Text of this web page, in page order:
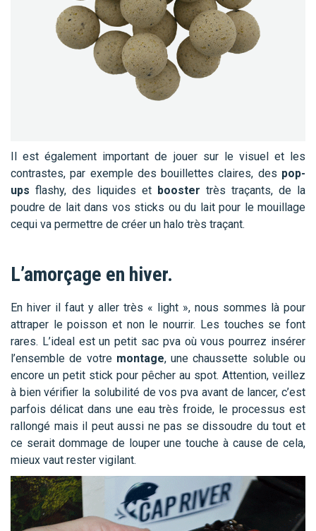
Il est également important de jouer sur le visuel et les
contrastes, par exemple des bouillettes claires, des pop-
ups flashy, des liquides et booster très traçants, de la
poudre de lait dans vos sticks ou du lait pour le mouillage
cequi va permettre de créer un halo très traçant.
L’amorçage en hiver.
En hiver il faut y aller très « light », nous sommes là pour
attraper le poisson et non le nourrir. Les touches se font
rares. L’ideal est un petit sac pva où vous pourrez insérer
l’ensemble de votre montage, une chaussette soluble ou
encore un petit stick pour pêcher au spot. Attention, veillez
à bien vérifier la solubilité de vos pva avant de lancer, c’est
parfois délicat dans une eau très froide, le processus est
rallongé mais il peut aussi ne pas se dissoudre du tout et
ce serait dommage de louper une touche à cause de cela,
mieux vaut rester vigilant.